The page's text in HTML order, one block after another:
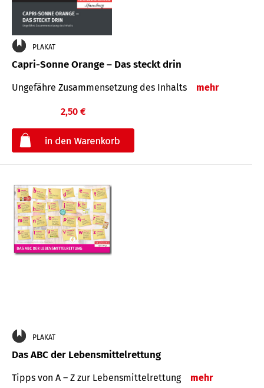
PLAKAT
Capri-Sonne Orange – Das steckt drin
Ungefähre Zu­sammen­setzung des Inhalts mehr
2,50 €
PLAKAT
Das ABC der Lebensmittelrettung
Tipps von A – Z zur Lebensmittelrettung mehr